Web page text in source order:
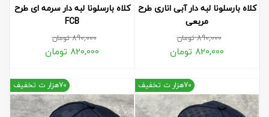
کلاه بارسلونا لبه دار آبی اناری طرح
مربعی
890,000تومان
820,000 تومان
کلاه بارسلونا لبه دار سرمه ای طرح
FCB
890,000تومان
820,000 تومان
70هزار ت تخفیف 70هزار ت تخفیف